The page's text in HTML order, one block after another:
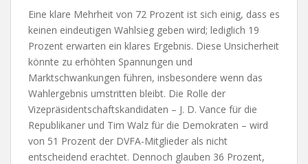
Eine klare Mehrheit von 72 Prozent ist sich einig, dass es
keinen eindeutigen Wahlsieg geben wird; lediglich 19
Prozent erwarten ein klares Ergebnis. Diese Unsicherheit
könnte zu erhöhten Spannungen und
Marktschwankungen führen, insbesondere wenn das
Wahlergebnis umstritten bleibt. Die Rolle der
Vizepräsidentschaftskandidaten – J. D. Vance für die
Republikaner und Tim Walz für die Demokraten – wird
von 51 Prozent der DVFA-Mitglieder als nicht
entscheidend erachtet. Dennoch glauben 36 Prozent,